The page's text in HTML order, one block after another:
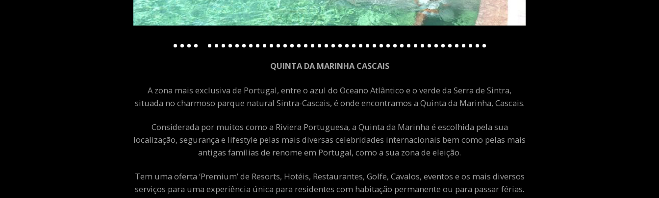
QUINTA DA MARINHA CASCAIS
A zona mais exclusiva de Portugal, entre o azul do Oceano Atlântico e o verde da Serra de Sintra,
situada no charmoso parque natural Sintra-Cascais, é onde encontramos a Quinta da Marinha, Cascais.
Considerada por muitos como a Riviera Portuguesa, a Quinta da Marinha é escolhida pela sua
localização, segurança e lifestyle pelas mais diversas celebridades internacionais bem como pelas mais
antigas famílias de renome em Portugal, como a sua zona de eleição.
Tem uma oferta ‘Premium’ de Resorts, Hotéis, Restaurantes, Golfe, Cavalos, eventos e os mais diversos
serviços para uma experiência única para residentes com habitação permanente ou para passar férias.